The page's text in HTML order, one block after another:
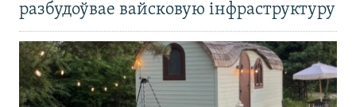
разбудоўвае вайсковую інфраструктуру